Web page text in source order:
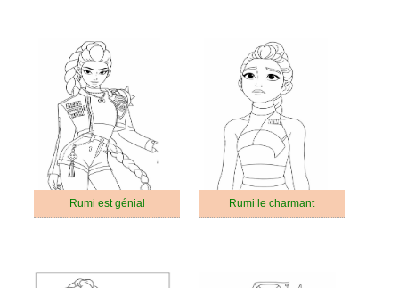
Rumi est génial Rumi le charmant